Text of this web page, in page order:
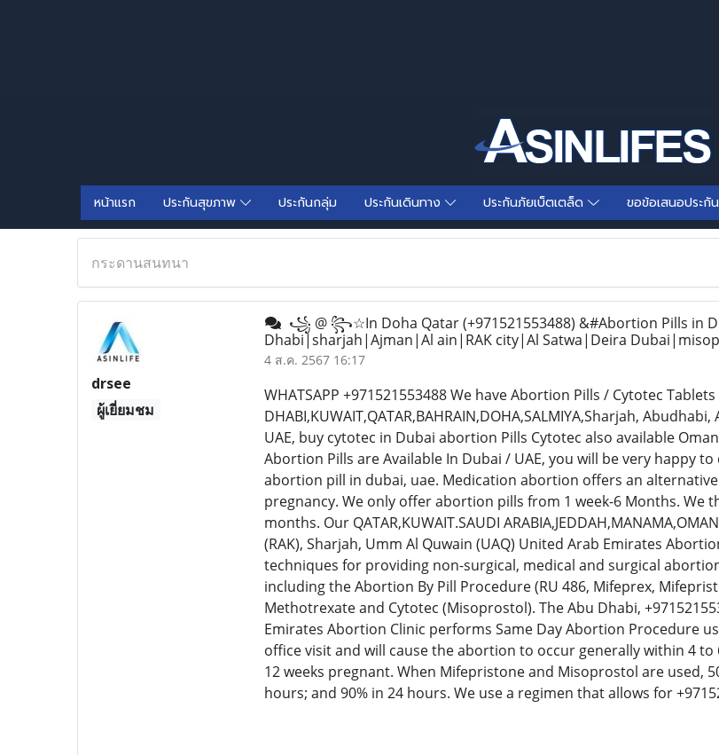
หน้าแรก ประกันสุขภาพ ประกันกลุ่ม ประกันเดินทาง ประกันภัยเบ็ตเตล็ด ขอข้อเสนอประกั
กระดานสนทนา
drsee
ผู้เยี่ยมชม
꧁ @ ꧂☆In Doha Qatar (+971521553488) &#Abortion Pills in
Dhabi|sharjah|Ajman|Al ain|RAK city|Al Satwa|Deira
4 ส.ค. 2567 16:17
WHATSAPP +971521553488 We have Abortion Pills / Cytotec
DHABI,KUWAIT,QATAR,BAHRAIN,DOHA,SALMIYA,Sharjah,
UAE, buy cytotec in Dubai abortion Pills Cytotec also available
Abortion Pills are Available In Dubai / UAE, you will be very happy
abortion pill in dubai, uae. Medication abortion offers an
pregnancy. We only offer abortion pills from 1 week-6 Months. We
months. Our QATAR,KUWAIT.SAUDI
(RAK), Sharjah, Umm Al Quwain (UAQ) United Arab Emirates
techniques for providing non-surgical, medical and surgical
including the Abortion By Pill Procedure (RU 486, Mifeprex,
Methotrexate and Cytotec (Misoprostol). The Abu Dhabi,
Emirates Abortion Clinic performs Same Day Abortion Procedure
office visit and will cause the abortion to occur generally within 4
12 weeks pregnant. When Mifepristone and Misoprostol are used,
hours; and 90% in 24 hours. We use a regimen that allows for